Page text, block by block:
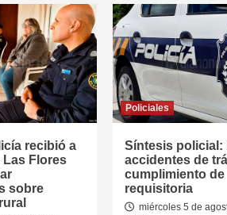
recibió a
Flores
sobre
Policiales
Síntesis policial:
accidentes de
cumplimiento de
requisitoria
miércoles 5 de